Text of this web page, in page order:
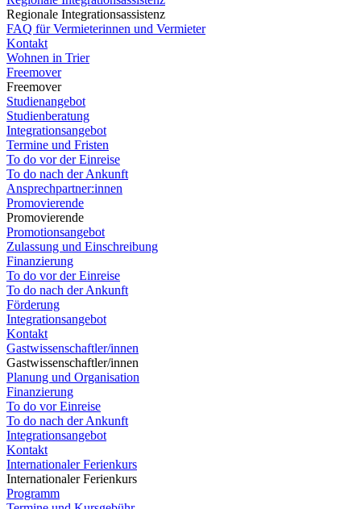
Regionale Integrationsassistenz
FAQ für Vermieterinnen und Vermieter
Kontakt
Wohnen in Trier
Freemover
Freemover
Studienangebot
Studienberatung
Integrationsangebot
Termine und Fristen
To do vor der Einreise
To do nach der Ankunft
Ansprechpartner:innen
Promovierende
Promovierende
Promotionsangebot
Zulassung und Einschreibung
Finanzierung
To do vor der Einreise
To do nach der Ankunft
Förderung
Integrationsangebot
Kontakt
Gastwissenschaftler/innen
Gastwissenschaftler/innen
Planung und Organisation
Finanzierung
To do vor Einreise
To do nach der Ankunft
Integrationsangebot
Kontakt
Internationaler Ferienkurs
Internationaler Ferienkurs
Programm